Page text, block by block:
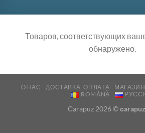
Товаров, соответствующих
обнаружено.
О НАС ДОСТАВКА, ОПЛАТА МАГАЗИН
ROMÂNĂ
Сarapuz 2026 ©